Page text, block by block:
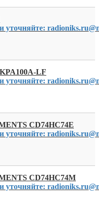
уточняйте:
LF
уточняйте:
CD74HC74E
уточняйте:
CD74HC74M
уточняйте: